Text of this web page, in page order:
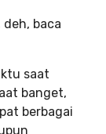
deh, baca
saat
banget,
berbagai